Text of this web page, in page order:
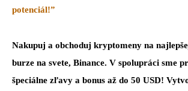
potenciál!”
Nakupuj a obchoduj kryptomeny na
burze na svete, Binance. V spolupráci sme
špeciálne zľavy a bonus až do 50 USD!